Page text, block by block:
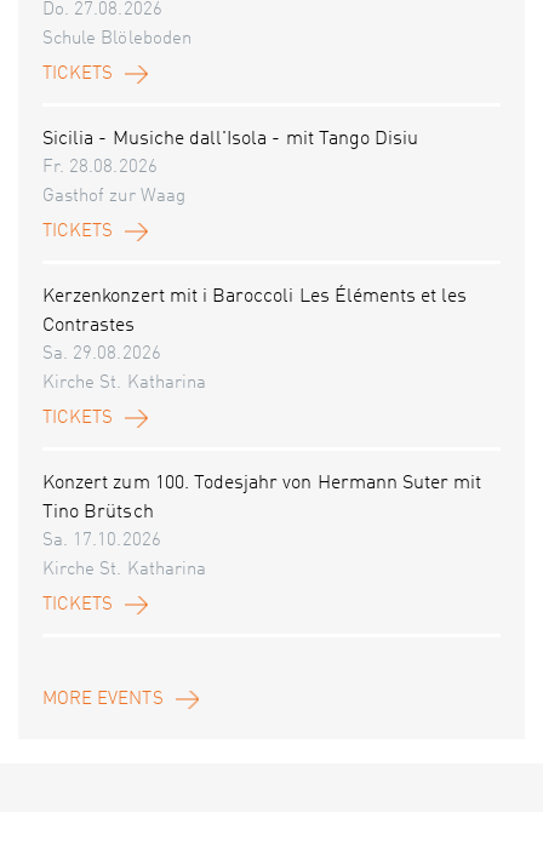
Do. 27.08.2026
Schule Blöleboden
TICKETS
Sicilia - Musiche dall'Isola - mit Tango Disiu
Fr. 28.08.2026
Gasthof zur Waag
TICKETS
Kerzenkonzert mit i Baroccoli Les Éléments et les
Contrastes
Sa. 29.08.2026
Kirche St. Katharina
TICKETS
Konzert zum 100. Todesjahr von Hermann Suter mit
Tino Brütsch
Sa. 17.10.2026
Kirche St. Katharina
TICKETS
MORE EVENTS